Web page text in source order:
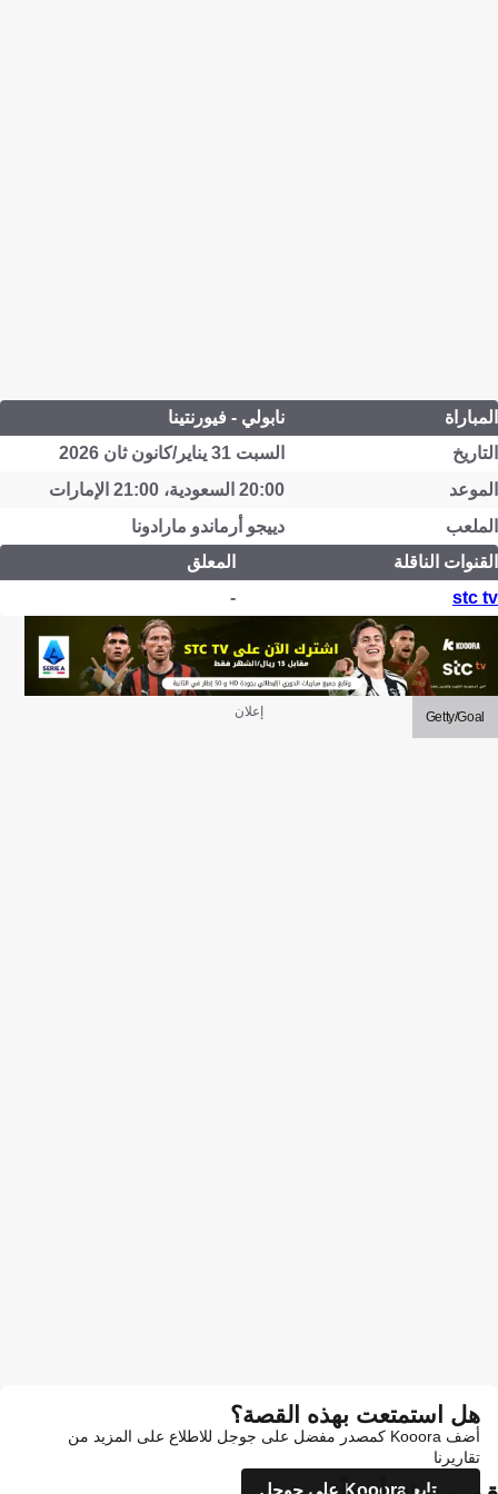
المباراة
نابولي - فيورنتينا
التاريخ
السبت 31 يناير/كانون ثان 2026
الموعد
20:00 السعودية، 21:00 الإمارات
الملعب
دييجو أرماندو مارادونا
القنوات الناقلة
المعلق
stc tv
-
Getty/Goal إعلان
هل استمتعت بهذه القصة؟
أضف Kooora كمصدر مفضل على جوجل للاطلاع على المزيد من
تقاريرنا